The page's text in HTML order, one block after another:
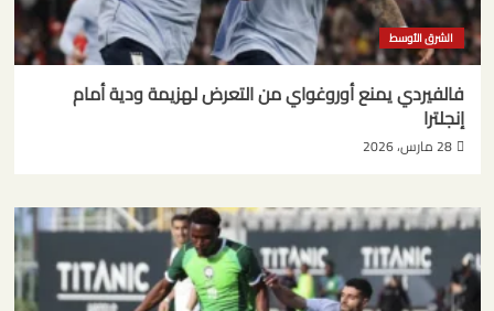
الشرق الأوسط
فالفيردي يمنع أوروغواي من التعرض لهزيمة ودية أمام
إنجلترا
28 مارس، 2026